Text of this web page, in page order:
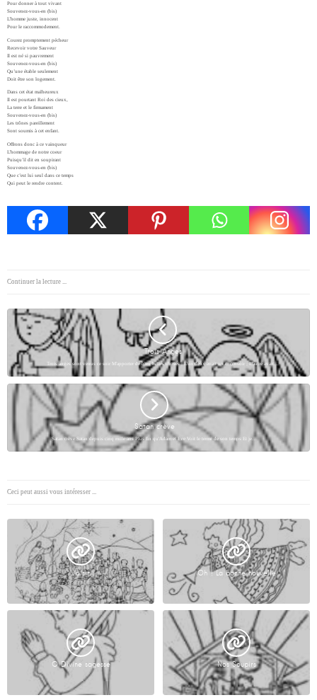
Pour donner à tout vivant
Souvenez-vous-en (bis)
L’homme juste, innocent
Pour le raccommodement.
Courez promptement pécheur
Recevoir votre Sauveur
Il est né si pauvrement
Souvenez-vous-en (bis)
Qu’une étable seulement
Doit être son logement.
Dans cet état malheureux
Il est pourtant Roi des cieux,
La terre et le firmament
Souvenez-vous-en (bis)
Les trônes pareillement
Sont soumis à cet enfant.
Offrons donc à ce vainqueur
L’hommage de notre coeur
Puisqu’il dit en soupirant
Souvenez-vous-en (bis)
Que c’est lui seul dans ce temps
Qui peut le rendre content.
Continuer la lecture ...
Trois Anges
Trois anges sont venus ce soir M'apporter de bien belles choses : L'un deux avait un encensoir ; L'autre avait…
Satan crève
Satan crève Satan depuis cinq mille ans Plus fin qu'Adam et Eve Voit le terme de son temps Et je…
Ceci peut aussi vous intéresser ...
Voisin Oh ! La bonne nouvelle
O Divine sagesse Nos Soupirs